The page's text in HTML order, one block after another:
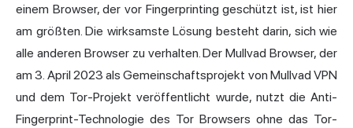
einem Browser, der vor Fingerprinting geschützt ist, ist hier
am größten. Die wirksamste Lösung besteht darin, sich wie
alle anderen Browser zu verhalten. DerMullvad Browser, der
am 3. April 2023 als Gemeinschaftsprojekt von Mullvad VPN
und dem Tor-Projekt veröffentlicht wurde, nutzt die Anti-
Fingerprint-Technologie des Tor Browsers ohne das Tor-